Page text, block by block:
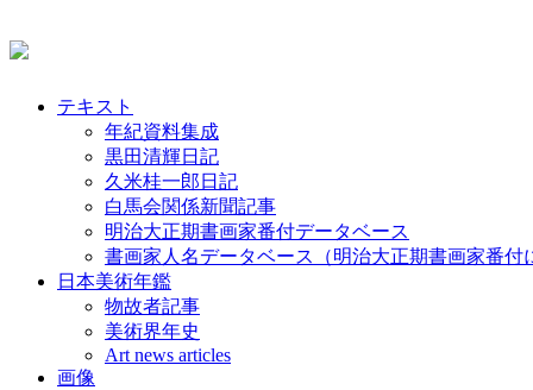
テキスト
年紀資料集成
黒田清輝日記
久米桂一郎日記
白馬会関係新聞記事
明治大正期書画家番付データベース
書画家人名データベース（明治大正期書画家番付
日本美術年鑑
物故者記事
美術界年史
Art news articles
画像